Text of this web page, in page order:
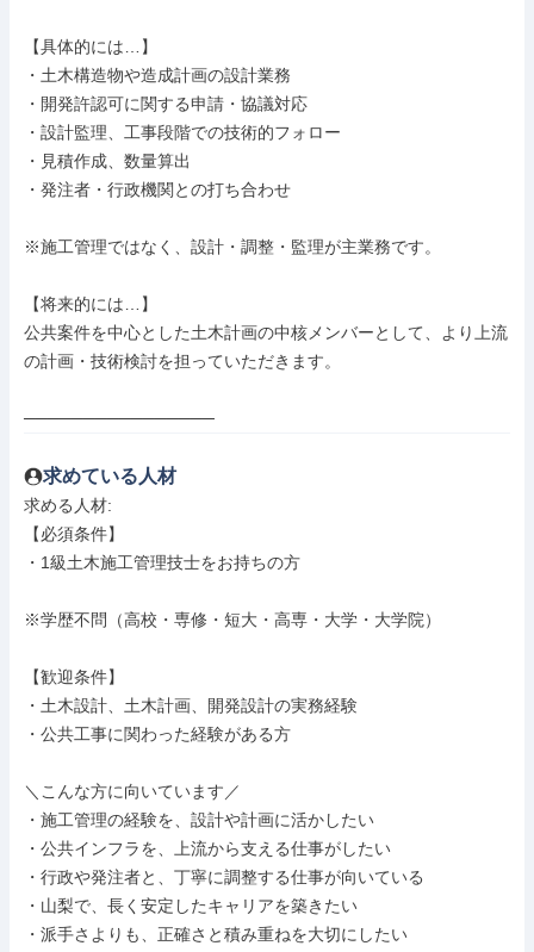
【具体的には…】
・土木構造物や造成計画の設計業務
・開発許認可に関する申請・協議対応
・設計監理、工事段階での技術的フォロー
・見積作成、数量算出
・発注者・行政機関との打ち合わせ
※施工管理ではなく、設計・調整・監理が主業務です。
【将来的には…】
公共案件を中心とした土木計画の中核メンバーとして、より上流
の計画・技術検討を担っていただきます。
────────────────
求めている人材
求める人材:
【必須条件】
・1級土木施工管理技士をお持ちの方
※学歴不問（高校・専修・短大・高専・大学・大学院）
【歓迎条件】
・土木設計、土木計画、開発設計の実務経験
・公共工事に関わった経験がある方
＼こんな方に向いています／
・施工管理の経験を、設計や計画に活かしたい
・公共インフラを、上流から支える仕事がしたい
・行政や発注者と、丁寧に調整する仕事が向いている
・山梨で、長く安定したキャリアを築きたい
・派手さよりも、正確さと積み重ねを大切にしたい